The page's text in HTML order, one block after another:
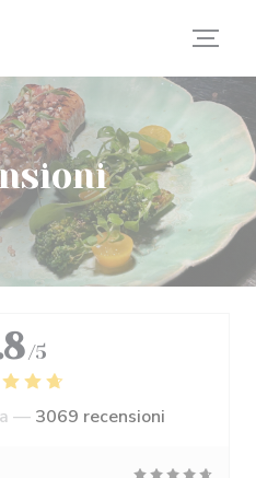
sui cookie
/5
— 3069 recensioni